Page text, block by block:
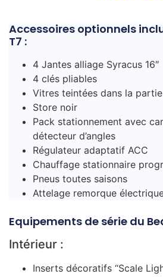
Accessoires optionnels
T7 :
4 Jantes alliage Syracus 16″
4 clés pliables
Vitres teintées dans la
Store noir
Pack stationnement avec
détecteur d’angles
Régulateur adaptatif ACC
Chauffage stationnaire
Pneus toutes saisons
Attelage remorque
Equipements de série du
Intérieur :
Inserts décoratifs “Scale